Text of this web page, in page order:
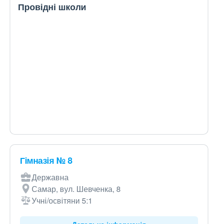
Провідні школи
Гімназія № 8
Державна
Самар, вул. Шевченка, 8
Учні/освітяни 5:1